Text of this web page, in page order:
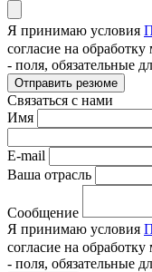
Я принимаю условия
согласие на
- поля, обязательные
Отправить резюме
Связаться с нами
Имя
E-mail
Ваша отрасль
Сообщение
Я принимаю условия
согласие на
- поля, обязательные